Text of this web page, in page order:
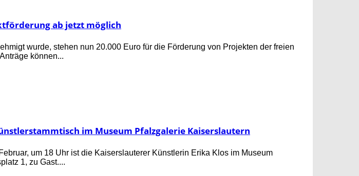
ab jetzt möglich
wurde, stehen nun 20.000 Euro für die Förderung von Projekten der freien
können...
im Museum Pfalzgalerie Kaiserslautern
um 18 Uhr ist die Kaiserslauterer Künstlerin Erika Klos im Museum
1, zu Gast....